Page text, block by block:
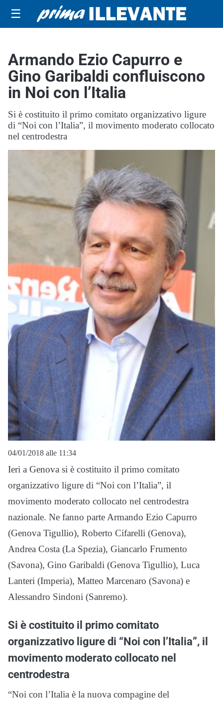
☰
Armando Ezio Capurro e
Gino Garibaldi confluiscono
in Noi con l’Italia
Si è costituito il primo comitato organizzativo ligure
di “Noi con l’Italia”, il movimento moderato collocato
nel centrodestra
04/01/2018 alle 11:34
Ieri a Genova si è costituito il primo comitato
organizzativo ligure di “Noi con l’Italia”, il
movimento moderato collocato nel centrodestra
nazionale. Ne fanno parte Armando Ezio Capurro
(Genova Tigullio), Roberto Cifarelli (Genova),
Andrea Costa (La Spezia), Giancarlo Frumento
(Savona), Gino Garibaldi (Genova Tigullio), Luca
Lanteri (Imperia), Matteo Marcenaro (Savona) e
Alessandro Sindoni (Sanremo).
Si è costituito il primo comitato
organizzativo ligure di “Noi con l’Italia”, il
movimento moderato collocato nel
centrodestra
“Noi con l’Italia è la nuova compagine del